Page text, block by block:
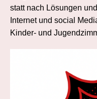
statt nach Lösungen
Internet und social
Kinder- und